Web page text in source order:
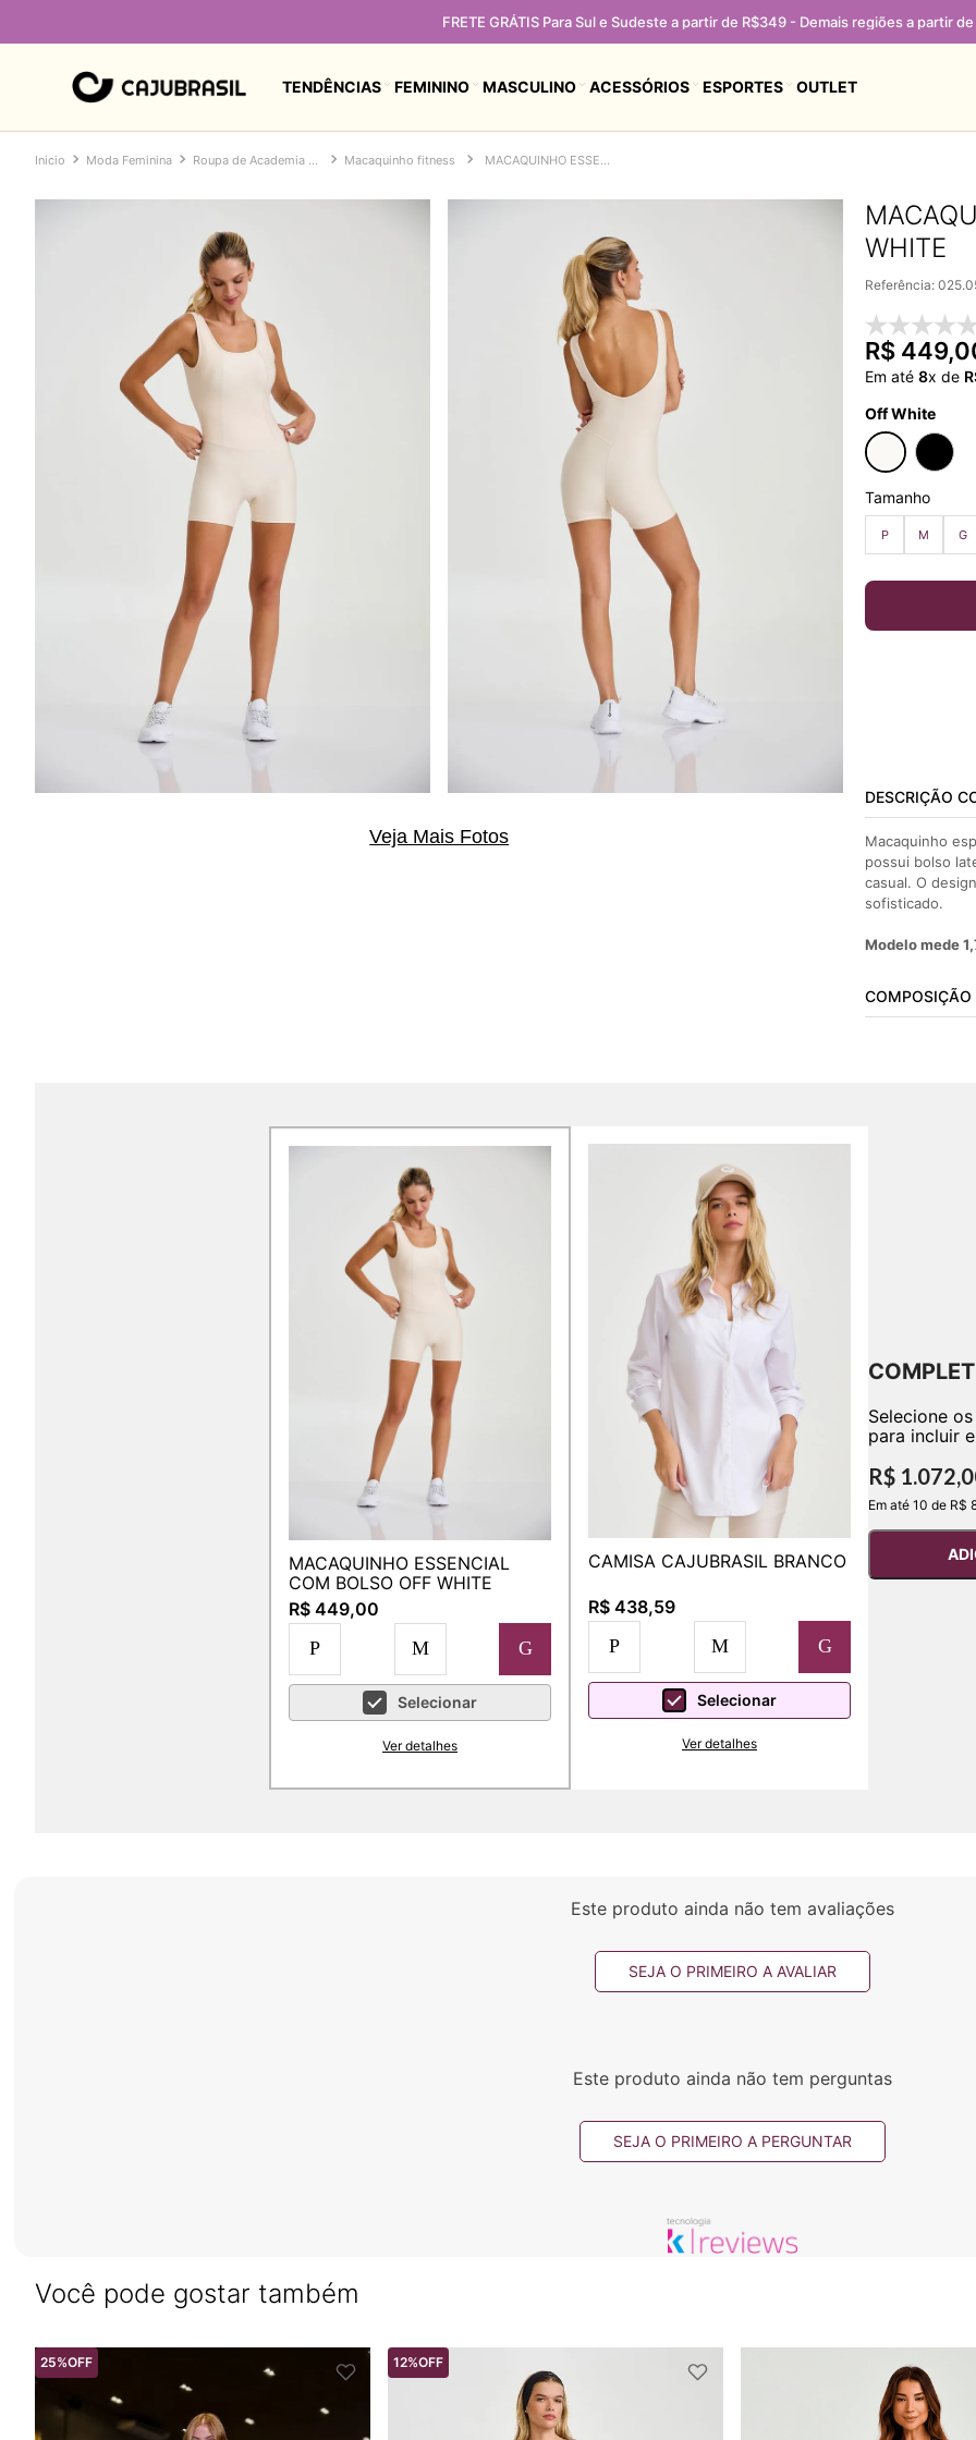
FRETE GRÁTIS Para Sul e Sudeste a partir de R$349 - Demais regiões a partir
TENDÊNCIAS FEMININO MASCULINO ACESSÓRIOS ESPORTES OUTLET
Moda Feminina Roupa de Academia Feminina Macaquinho fitness MACAQUINHO ESSENCIAL COM BOLSO OFF WHITE
Veja Mais Fotos
WHITE
Referência:
R$ 449,
Em até8x de
Off White
Tamanho
P M G
DESCRIÇÃO
Macaquinho
possui bolso
casual. O
sofisticado.
Modelo mede
COMPOSIÇÃO
MACAQUINHO ESSENCIAL
COM BOLSO OFF WHITE
R$ 449,00
P
M G
Selecionar
Ver detalhes
CAMISA CAJUBRASIL BRANCO
R$ 438,59
P
M G
Selecionar
Ver detalhes
Selecione
para incluir
R$
Em até 10 de R$
Este produto ainda não tem avaliações
SEJA O PRIMEIRO A AVALIAR
Este produto ainda não tem perguntas
SEJA O PRIMEIRO A PERGUNTAR
Você pode gostar também
25%OFF 12%OFF